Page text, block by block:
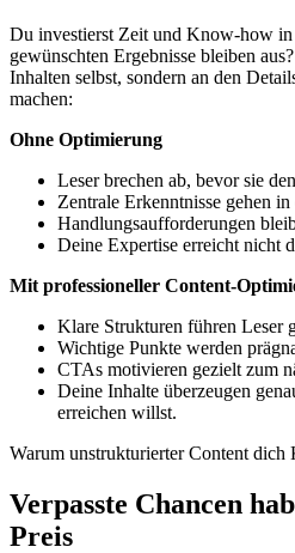
Du investierst Zeit und Know-how in
gewünschten Ergebnisse bleiben
Inhalten selbst, sondern an den
machen:
Ohne Optimierung
Leser brechen ab, bevor sie
Zentrale Erkenntnisse gehen in
Handlungsaufforderungen
Deine Expertise erreicht nicht
Mit professioneller Content-
Klare Strukturen führen Leser
Wichtige Punkte werden
CTAs motivieren gezielt zum
Deine Inhalte überzeugen
erreichen willst.
Warum unstrukturierter Content dich
Verpasste Chancen
Preis